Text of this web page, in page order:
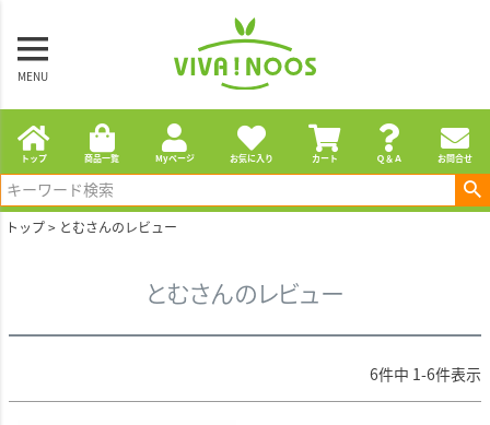
MENU
トップ 商品一覧 Myページ お気に入り カート Ｑ＆Ａ お問合せ
トップ とむさんのレビュー
とむさんのレビュー
6件中 1-6件表示